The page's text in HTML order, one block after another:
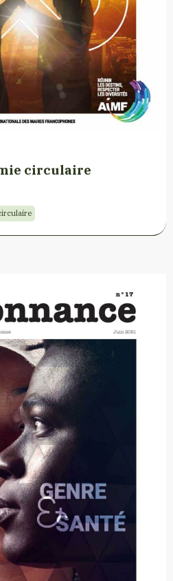
circulaire